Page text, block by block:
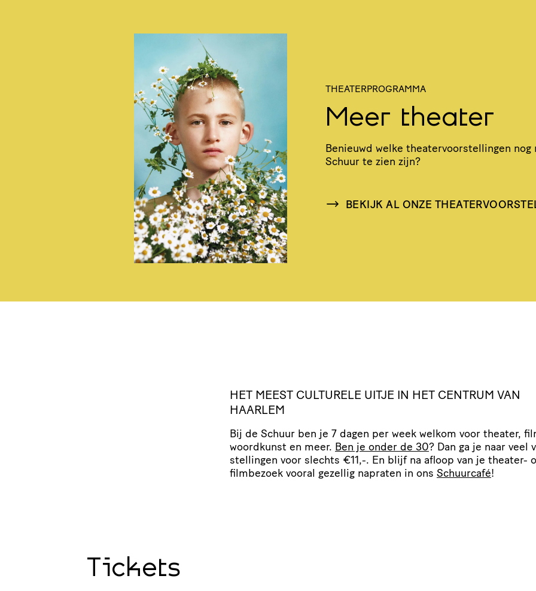
THEATERPROGRAMMA
Meer theater
Benieuwd welke thea­ter­voor­stel­lingen nog
Schuur te zien zijn?
BEKIJK AL ONZE
HET MEEST CULTURELE UITJE IN HET CENTRUM VAN
HAARLEM
Bij de Schuur ben je 7 dagen per week welkom voor theater,
woordkunst en meer. Ben je onder de 30? Dan ga je naar veel
stel­lingen voor slechts €11,-. En blijf na afloop van je theater-
filmbezoek vooral gezellig napraten in ons Schuurcafé!
Tickets